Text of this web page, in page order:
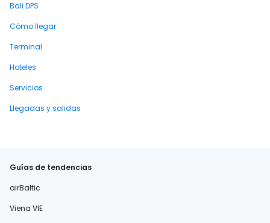
Bali DPS
Cómo llegar
Terminal
Hoteles
Servicios
Llegadas y salidas
Guías de tendencias
airBaltic
Viena VIE